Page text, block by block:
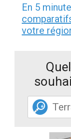
En 5
votre